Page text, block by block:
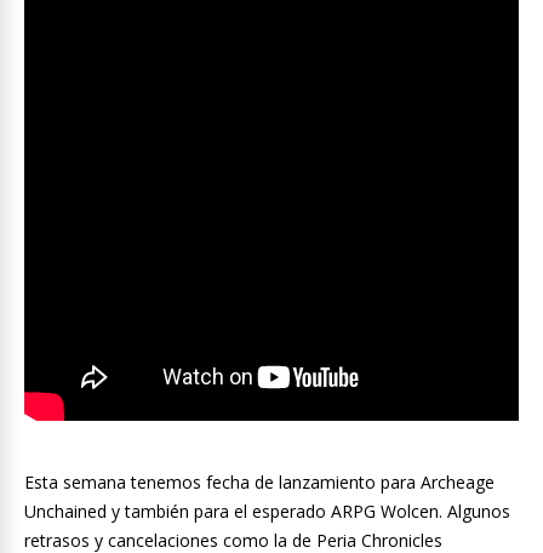
Esta semana tenemos fecha de lanzamiento para Archeage
Unchained y también para el esperado ARPG Wolcen. Algunos
retrasos y cancelaciones como la de Peria Chronicles